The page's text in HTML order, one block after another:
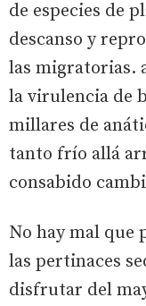
de especies de
descanso y
las migratorias.
la virulencia de
millares de
tanto frío allá
consabido
No hay mal que
las pertinaces
disfrutar del